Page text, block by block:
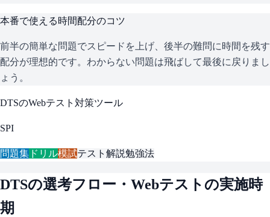
本番で使える時間配分のコツ
前半の簡単な問題でスピードを上げ、後半の難問に時間を残す
配分が理想的です。わからない問題は飛ばして最後に戻りまし
ょう。
DTSのWebテスト対策ツール
SPI
問題集 ドリル模試テスト解説勉強法
DTSの選考フロー・Webテストの実施時
期